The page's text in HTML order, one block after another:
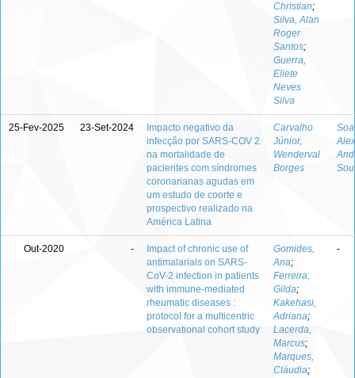
Christian;
Silva, Alan
Roger
Santos;
Guerra,
Eliete
Neves
Silva
25-Fev-2025 23-Set-2024
Impacto negativo da
infecção por SARS-COV 2
na mortalidade de
pacientes com síndromes
coronarianas agudas em
um estudo de coorte e
prospectivo realizado na
América Latina
Carvalho
Júnior,
Wenderval
Borges
Out-2020 -
Impact of chronic use of
antimalarials on SARS-
CoV-2 infection in patients
with immune-mediated
rheumatic diseases :
protocol for a multicentric
observational cohort study
Gomides,
Ana;
Ferreira,
Gilda;
Kakehasi,
Adriana;
Lacerda,
Marcus;
Marques,
Cláudia;
-